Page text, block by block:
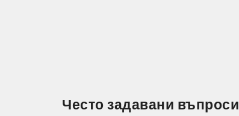
Често задавани въпроси